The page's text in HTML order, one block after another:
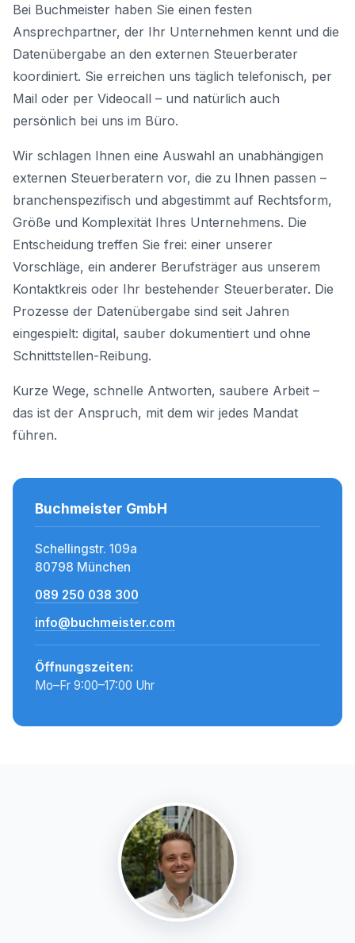
Bei Buchmeister haben Sie einen festen
Ansprechpartner, der Ihr Unternehmen kennt und die
Datenübergabe an den externen Steuerberater
koordiniert. Sie erreichen uns täglich telefonisch, per
Mail oder per Videocall – und natürlich auch
persönlich bei uns im Büro.
Wir schlagen Ihnen eine Auswahl an unabhängigen
externen Steuerberatern vor, die zu Ihnen passen –
branchenspezifisch und abgestimmt auf Rechtsform,
Größe und Komplexität Ihres Unternehmens. Die
Entscheidung treffen Sie frei: einer unserer
Vorschläge, ein anderer Berufsträger aus unserem
Kontaktkreis oder Ihr bestehender Steuerberater. Die
Prozesse der Datenübergabe sind seit Jahren
eingespielt: digital, sauber dokumentiert und ohne
Schnittstellen-Reibung.
Kurze Wege, schnelle Antworten, saubere Arbeit –
das ist der Anspruch, mit dem wir jedes Mandat
führen.
Buchmeister GmbH
Schellingstr. 109a
80798 München
089 250 038 300
info@buchmeister.com
Öffnungszeiten:
Mo–Fr 9:00–17:00 Uhr